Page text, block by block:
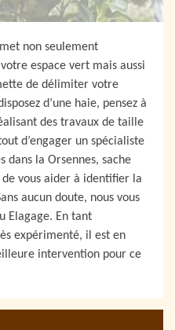
non seulement
espace vert mais aussi
de délimiter votre
d’une haie, pensez à
des travaux de taille
d’engager un spécialiste
dans la Orsennes, sache
vous aider à identifier la
aucun doute, nous vous
Elagage. En tant
expérimenté, il est en
intervention pour ce